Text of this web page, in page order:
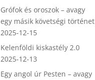
Grófok és oroszok – avagy
egy másik követségi történet
2025-12-15
Kelenföldi kiskastély 2.0
2025-12-13
Egy angol úr Pesten – avagy